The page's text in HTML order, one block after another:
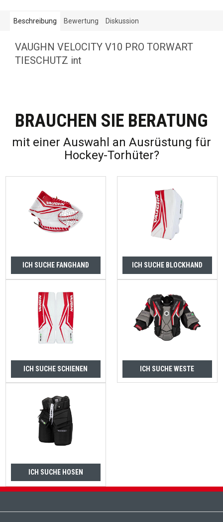
Beschreibung Bewertung Diskussion
VAUGHN VELOCITY V10 PRO TORWART
TIESCHUTZ int
BRAUCHEN SIE BERATUNG
mit einer Auswahl an Ausrüstung für
Hockey-Torhüter?
ICH SUCHE FANGHAND ICH SUCHE BLOCKHAND
ICH SUCHE SCHIENEN ICH SUCHE WESTE
ICH SUCHE HOSEN